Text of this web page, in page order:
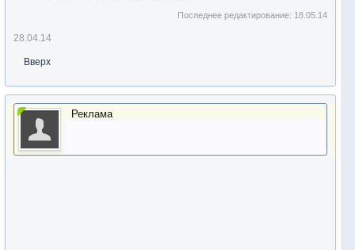
Последнее редактирование: 18.05.14
28.04.14
Вверх
Реклама